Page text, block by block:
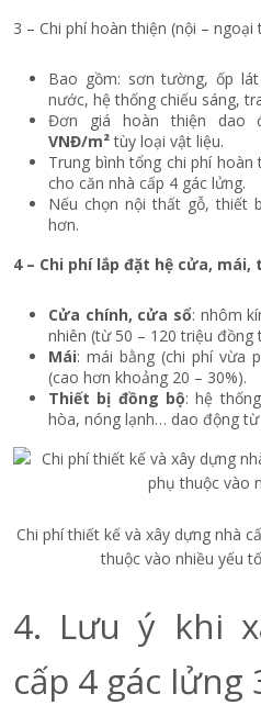
3 – Chi phí hoàn thiện (nội – ngoại
Bao gồm: sơn tường, ốp
nước, hệ thống chiếu sáng,
Đơn giá hoàn thiện dao
VNĐ/m²tùy loại vật liệu.
Trung bình tổng chi phí
cho căn nhà cấp 4 gác lửng.
Nếu chọn nội thất gỗ, thiết
hơn.
4 – Chi phí lắp đặt hệ cửa,
Cửa chính, cửa sổ: nhôm
nhiên (từ 50 – 120 triệu đồng
Mái: mái bằng (chi phí vừa
(cao hơn khoảng 20 – 30%).
Thiết bị đồng bộ: hệ
hòa, nóng lạnh… dao động từ
Chi phí thiết kế và xây dựng nhà
thuộc vào nhiều yếu
4. Lưu ý khi
cấp 4 gác lửng